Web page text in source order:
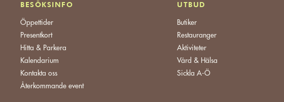
BESÖKSINFO
Öppettider
Presentkort
Hitta & Parkera
Kalendarium
Kontakta oss
Återkommande event
UTBUD
Butiker
Restauranger
Aktiviteter
Vård & Hälsa
Sickla A-Ö